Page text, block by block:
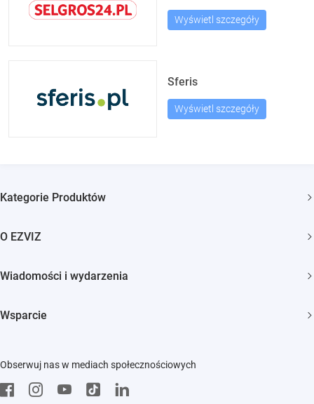
Wyświetl szczegóły
Sferis
Wyświetl szczegóły
Kategorie Produktów
O EZVIZ
Trust Center
Wiadomości i wydarzenia
Wsparcie
Pobierz
Obserwuj nas w mediach społecznościowych